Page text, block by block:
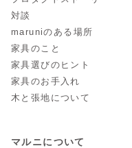
対談
maruniのある場所
家具のこと
家具選びのヒント
家具のお手入れ
木と張地について
マルニについて